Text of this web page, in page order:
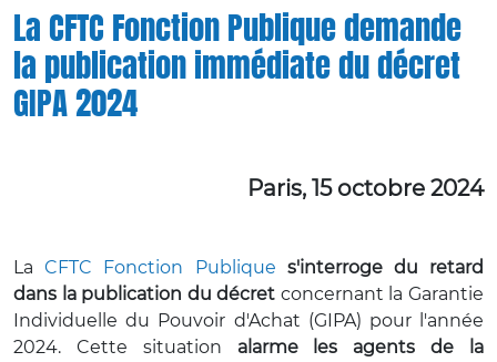
La CFTC Fonction Publique demande
la publication immédiate du décret
GIPA 2024
Paris, 15 octobre 2024
LaCFTC Fonction Publique s'interroge du retard
dans la publication du décret concernant la Garantie
Individuelle du Pouvoir d'Achat (GIPA) pour l'année
2024. Cette situation alarme les agents de la